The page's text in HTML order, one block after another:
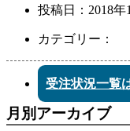
投稿日： 2018年
カテゴリー：
受注状況一覧
月別アーカイブ